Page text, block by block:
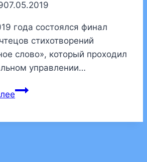
07.05.2019
года состоялся финал
стихотворений
слово», который проходил
управлении…
Финал